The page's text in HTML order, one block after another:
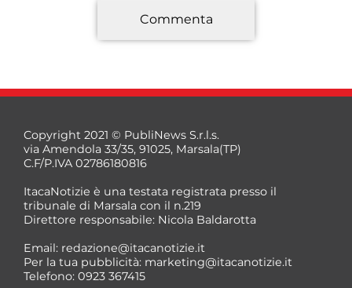
*
*
Commenta
Copyright 2021 © PubliNews S.r.l.s.
via Amendola 33/35, 91025, Marsala(TP)
C.F/P.IVA 02786180816
ItacaNotizie è una testata registrata presso il
tribunale di Marsala con il n.219
Direttore responsabile: Nicola Baldarotta
Email: redazione@itacanotizie.it
Per la tua pubblicità: marketing@itacanotizie.it
Telefono: 0923 367415